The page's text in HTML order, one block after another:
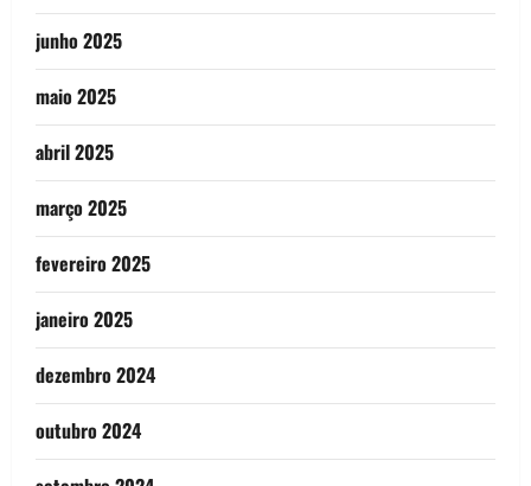
junho 2025
maio 2025
abril 2025
março 2025
fevereiro 2025
janeiro 2025
dezembro 2024
outubro 2024